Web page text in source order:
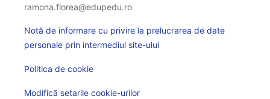
ramona.florea@edupedu.ro
Notă de informare cu privire la prelucrarea de date
personale prin intermediul site-ului
Politica de cookie
Modifică setarile cookie-urilor